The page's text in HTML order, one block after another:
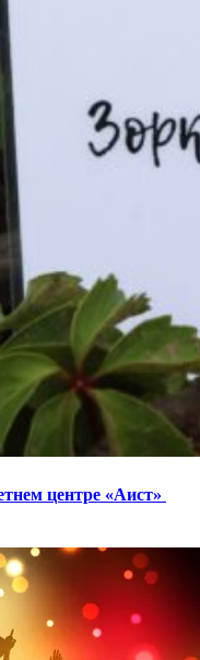
центре «Аист»